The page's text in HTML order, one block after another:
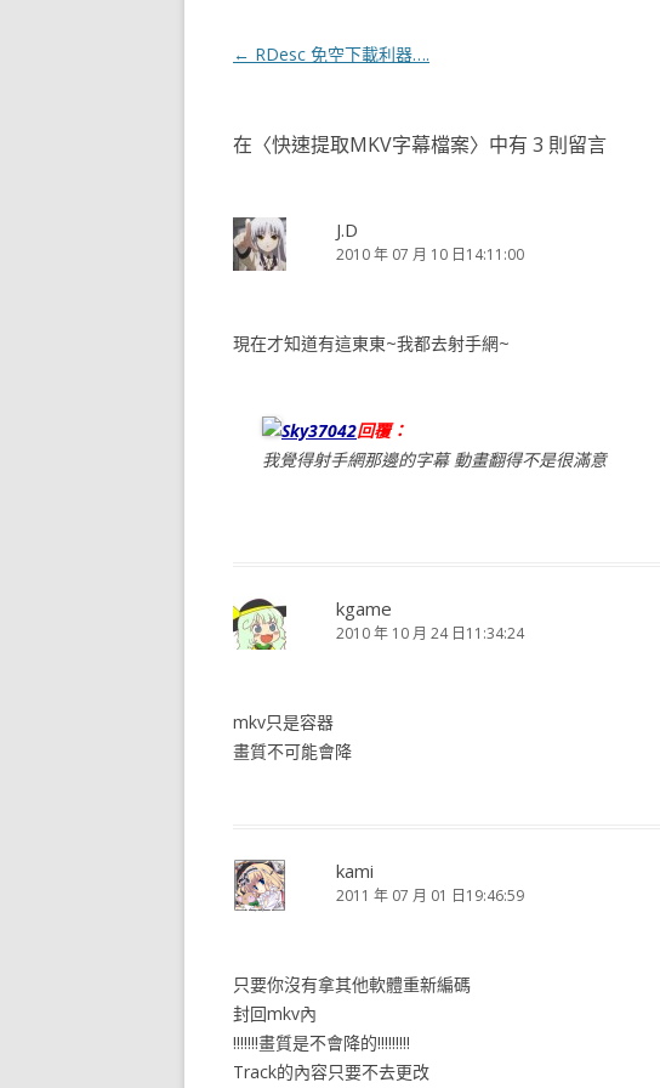
文
覽
← RDesc 免空下載利器….
在〈快速提取MKV字幕檔案〉中有 3 則留言
J.D
2010 年 07 月 10 日14:11:00
現在才知道有這東東~我都去射手網~
Sky37042回覆：
我覺得射手網那邊的字幕 動畫翻得不是很滿意
kgame
2010 年 10 月 24 日11:34:24
mkv只是容器
畫質不可能會降
kami
2011 年 07 月 01 日19:46:59
只要你沒有拿其他軟體重新編碼
封回mkv內
!!!!!!!畫質是不會降的!!!!!!!!!
Track的內容只要不去更改